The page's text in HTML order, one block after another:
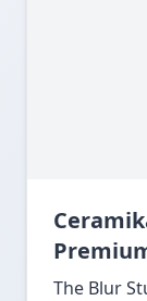
The Blur